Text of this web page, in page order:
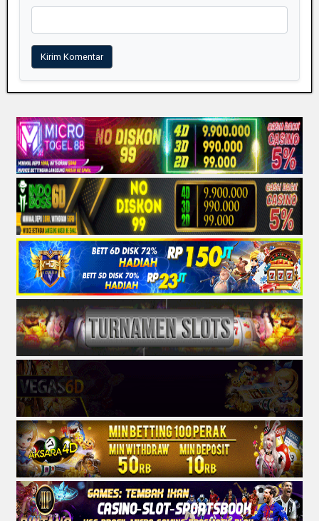
Kirim Komentar